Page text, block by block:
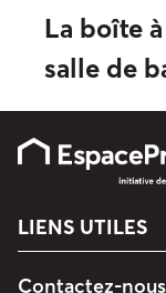
La boîte
salle de
LIENS UTILES
Contactez-nous